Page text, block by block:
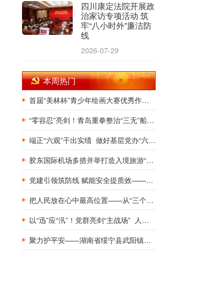
四川康定法院开展政
治家访专项活动 筑
牢“八小时外”廉洁防
线
2026-07-29
本周热门
首届“美林杯”青少年绘画大赛优秀作品展在银川韩美林艺术馆隆重开幕
“零容忍”亮剑！青岛重拳整治“三无”船舶，斩断非法捕捞源头链条
端正“六观”干出实绩 做好基层党办“六有”干部
胶东国际机场多措并举打造入境旅游“第一窗口”九项举措精准发力，助力青岛建设国际滨海旅游度假胜地
党建引领筑防线 赋能安全提质效——新钢集团工地工棚区域安全管理创新实践研究
把人民放在心中最高位置——从“三个坚持”领悟基层党建工作的为民初心
以“迅”应“汛”！党群亮剑“主战场” 人民至上“践初心”
聚力护平安——湖南省绥宁县武阳镇与消防救援队伍共庆建军佳节